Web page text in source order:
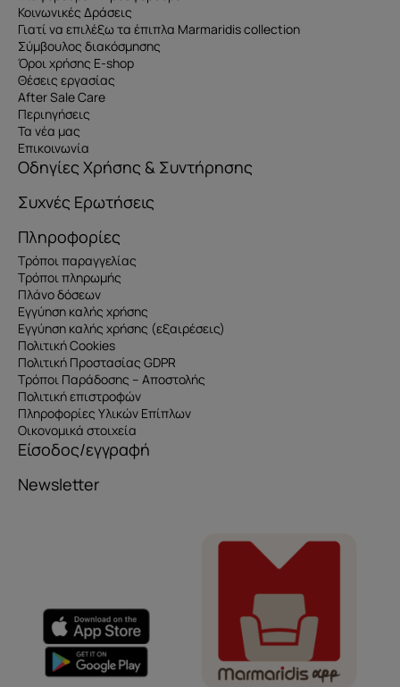
e-mail
Το μήνυμά σας
Κοινωνικές Δράσεις
Γιατί να επιλέξω τα έπιπλα Marmaridis collection
Σύμβουλος διακόσμησης
Όροι χρήσης E-shop
Θέσεις εργασίας
After Sale Care
Περιηγήσεις
Τα νέα μας
Επικοινωνία
Οδηγίες Χρήσης & Συντήρησης
Συχνές Ερωτήσεις
Πληροφορίες
Τρόποι παραγγελίας
Τρόποι πληρωμής
Πλάνο δόσεων
Εγγύηση καλής χρήσης
Εγγύηση καλής χρήσης (εξαιρέσεις)
Πολιτική Cookies
Πολιτική Προστασίας GDPR
Τρόποι Παράδοσης – Αποστολής
Πολιτική επιστροφών
Πληροφορίες Υλικών Επίπλων
Οικονομικά στοιχεία
Είσοδος/εγγραφή
Newsletter